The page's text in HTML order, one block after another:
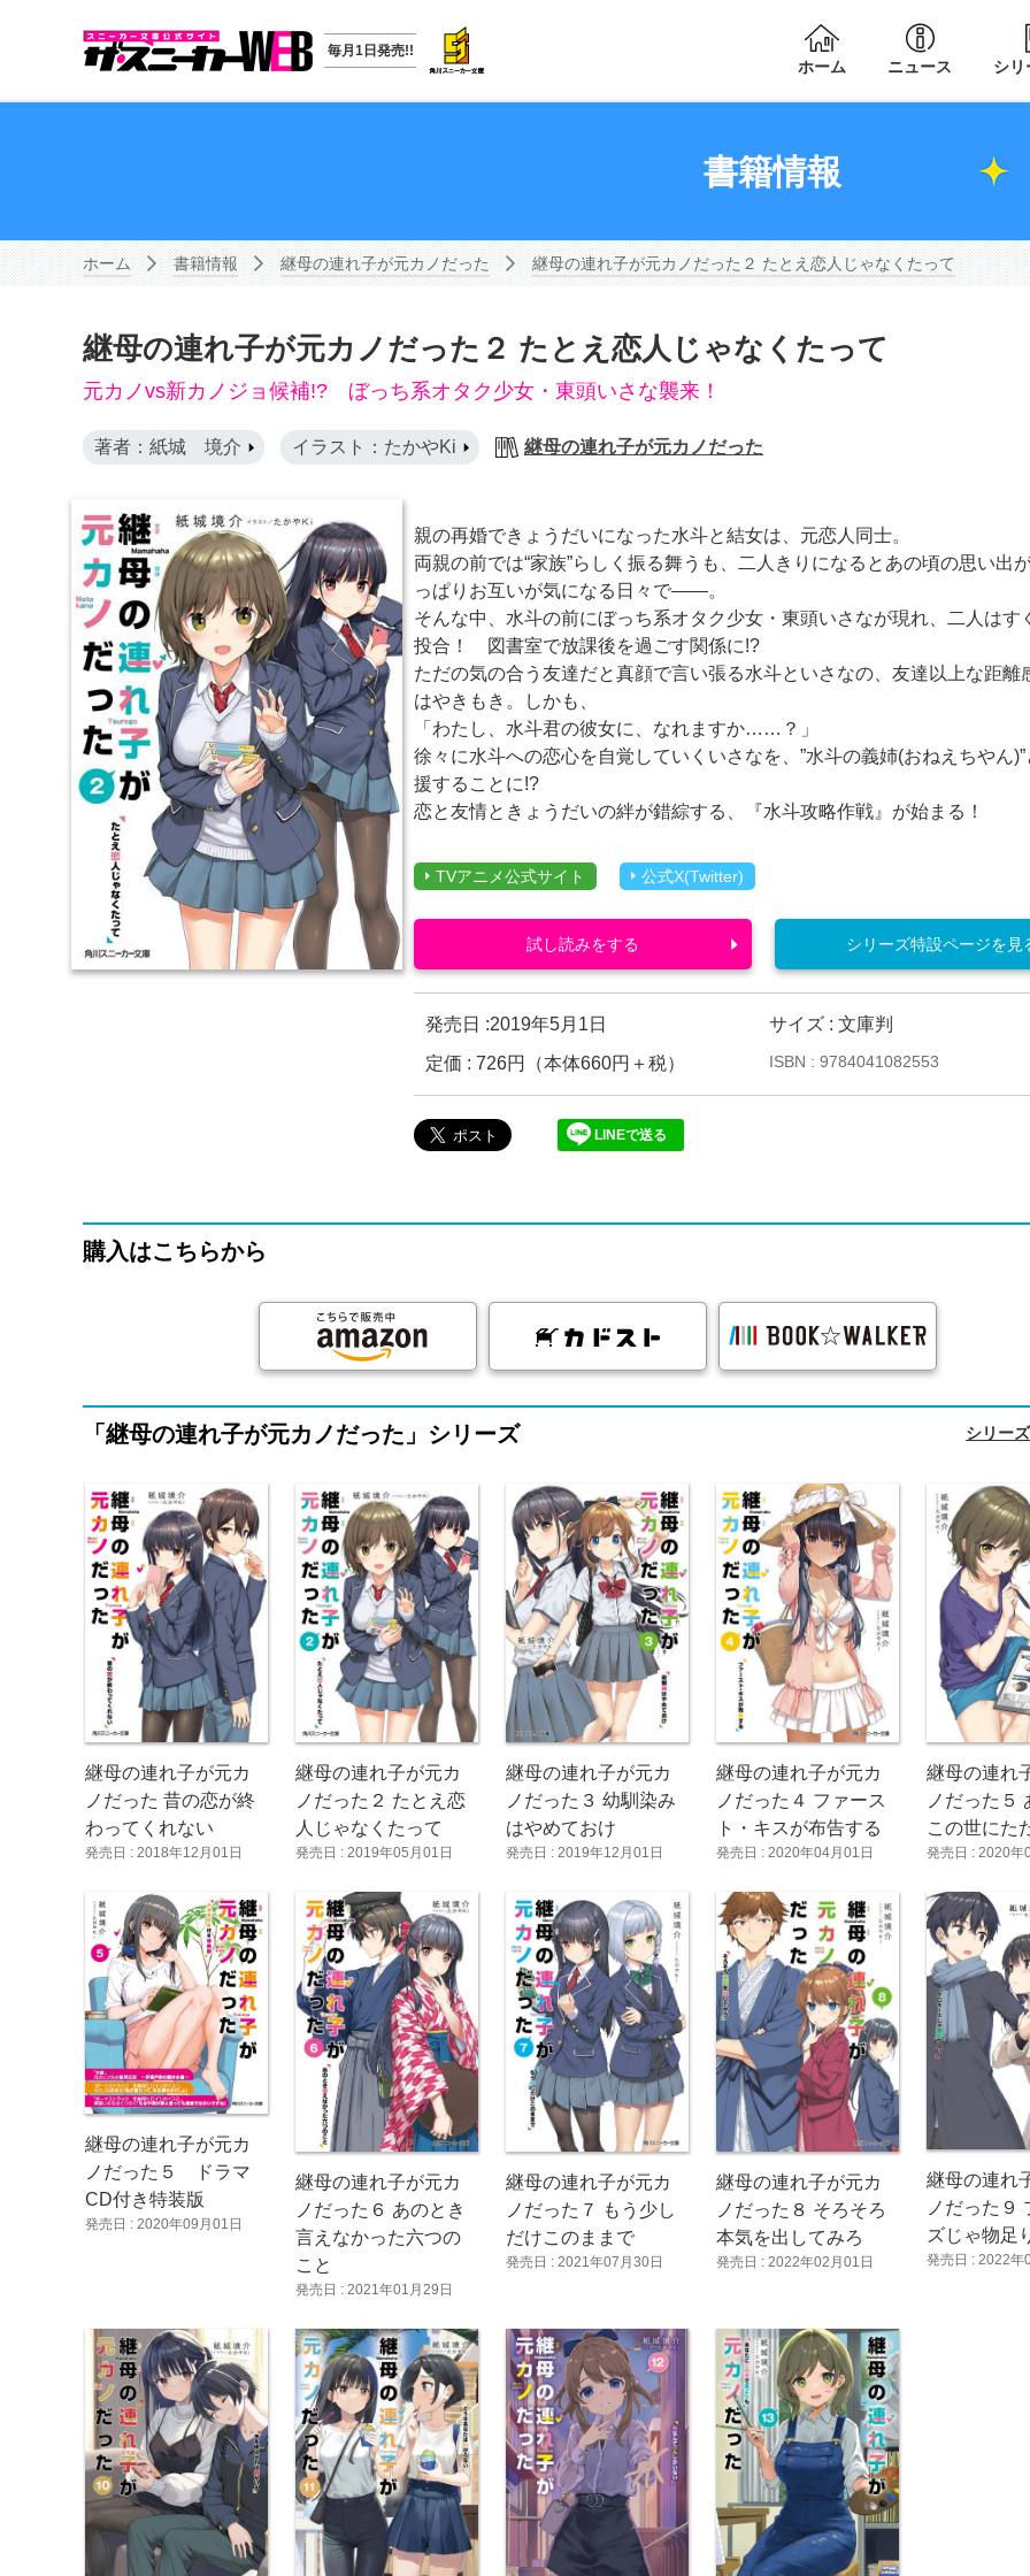
毎月1日発売!!
ホーム ニュース シリ
書籍情報
ホーム 書籍情報 継母の連れ子が元カノだった 継母の連れ子が元カノだった２ たとえ恋人じゃなくたって
継母の連れ子が元カノだった２ たとえ恋人じゃなくたって
元カノvs新カノジョ候補!? ぼっち系オタク少女・東頭いさな襲来！
著者：紙城 境介 イラスト：たかやKi 継母の連れ子が元カノだった
親の再婚できょうだいになった水斗と結女は、元恋人同士。
両親の前では“家族”らしく振る舞うも、二人きりになるとあの頃の思い出
っぱりお互いが気になる日々で――。
そんな中、水斗の前にぼっち系オタク少女・東頭いさなが現れ、二人はす
投合！ 図書室で放課後を過ごす関係に!?
ただの気の合う友達だと真顔で言い張る水斗といさなの、友達以上な距離
はやきもき。しかも、
「わたし、水斗君の彼女に、なれますか……？」
徐々に水斗への恋心を自覚していくいさなを、”水斗の義姉(おねえちやん
援することに!?
恋と友情ときょうだいの絆が錯綜する、『水斗攻略作戦』が始まる！
発売日 :2019年5月1日
サイズ : 文庫判
定価 : 726円（本体660円＋税）
ISBN : 9784041082553
LINEで送る
TVアニメ公式サイト 公式X(Twitter)
試し読みをする シリーズ特設ページを見
購入はこちらから
「継母の連れ子が元カノだった」シリーズ シリー
継母の連れ子が元カ
ノだった 昔の恋が終
わってくれない
発売日 : 2018年12月01日
継母の連れ子が元カ
ノだった２ たとえ恋
人じゃなくたって
発売日 : 2019年05月01日
継母の連れ子が元カ
ノだった３ 幼馴染み
はやめておけ
発売日 : 2019年12月01日
継母の連れ子が元カ
ノだった４ ファース
ト・キスが布告する
発売日 : 2020年04月01日
継母の連れ
ノだった５
この世にた
発売日 : 2020年
継母の連れ子が元カ
ノだった５ ドラマ
CD付き特装版
発売日 : 2020年09月01日
継母の連れ子が元カ
ノだった６ あのとき
言えなかった六つの
こと
発売日 : 2021年01月29日
継母の連れ子が元カ
ノだった７ もう少し
だけこのままで
発売日 : 2021年07月30日
継母の連れ子が元カ
ノだった８ そろそろ
本気を出してみろ
発売日 : 2022年02月01日
継母の連れ
ノだった９
ズじゃ物足
発売日 : 2022年